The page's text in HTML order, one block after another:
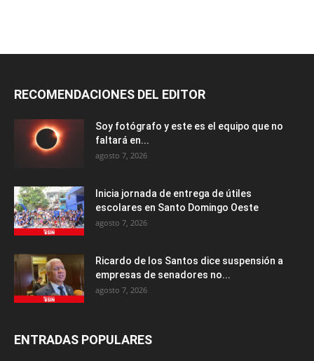
RECOMENDACIONES DEL EDITOR
Soy fotógrafo y este es el equipo que no
faltará en...
agosto 7, 2026
Inicia jornada de entrega de útiles
escolares en Santo Domingo Oeste
agosto 7, 2026
Ricardo de los Santos dice suspensión a
empresas de senadores no...
agosto 7, 2026
ENTRADAS POPULARES